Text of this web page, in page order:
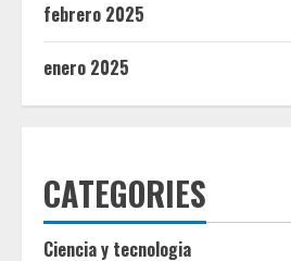
febrero 2025
enero 2025
CATEGORIES
Ciencia y tecnologia